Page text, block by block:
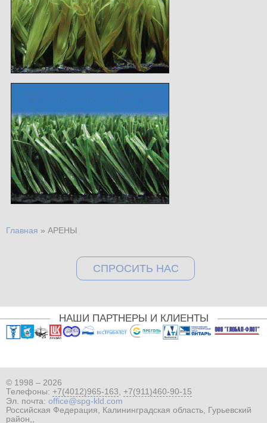
Главная » АРЕНЫ
СПРОСИТЬ НАС
НАШИ ПАРТНЕРЫ И КЛИЕНТЫ
© 1998 – 2026
Телефоны: +7(4012)965-163 +7(911)460-90-15
Эл. почта: office@spg-kld.com
Российская Федерация, Калининградская область, Гурьевский
район,,